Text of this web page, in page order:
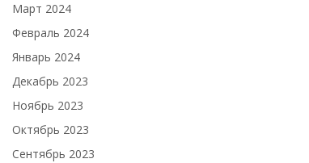
Март 2024
Февраль 2024
Январь 2024
Декабрь 2023
Ноябрь 2023
Октябрь 2023
Сентябрь 2023